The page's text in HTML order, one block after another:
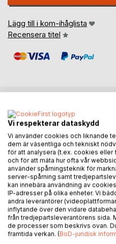
Lägg till i kom-ihåglista
Recensera titel
BESKRIVNING
Den svarta pantern är
Amazonas djungel.
Tre år i den lilla byn har satt
en gång få träffa byborna
dottern Sols liv är stark.
kommer snabbare än hon
återseende, men kort. Allt tar
en kamp om liv och död.
samtidigt dyker den svarta
och mystiskt som tidigare
Vi respekterar dataskydd
Vi använder cookies och liknande
dem är väsentliga och tekniskt
för att analysera (t.ex. cookies
och för att mäta hur ofta vår
använder spårningsteknik för
server-spårning samt
kan innebära användning av
IP-adresser på olika enheter. Vi
andra leverantörer
inflytande över den vidare
från tredjepartsleverantörens sida.
de processer som beskrivs ovan.
framtida verkan. (BoD-juridisk